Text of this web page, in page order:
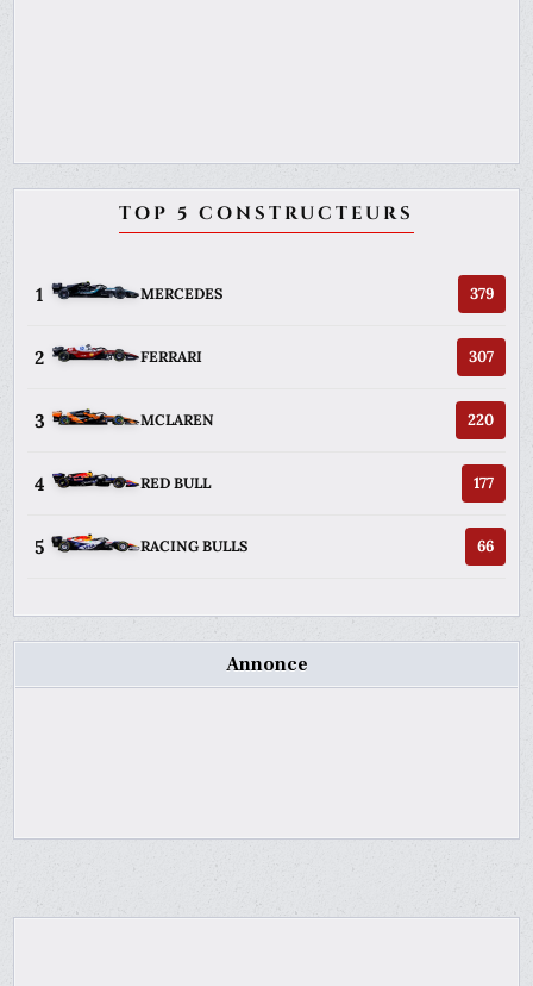
TOP 5 CONSTRUCTEURS
1 MERCEDES 379
2 FERRARI 307
3 MCLAREN 220
4 RED BULL 177
5 RACING BULLS 66
Annonce